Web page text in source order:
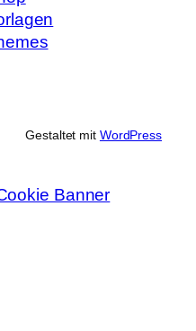
Gestaltet mit WordPress
Banner